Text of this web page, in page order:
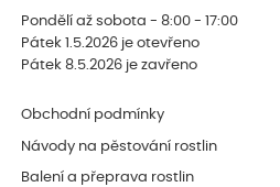
Pondělí až sobota - 8:00 - 17:00
Pátek 1.5.2026 je otevřeno
Pátek 8.5.2026 je zavřeno
Obchodní podmínky
Návody na pěstování rostlin
Balení a přeprava rostlin